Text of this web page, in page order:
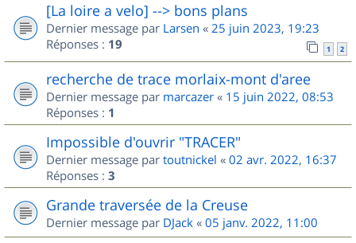
[La loire a velo] --> bons plans
Dernier message par Larsen « 25 juin 2023, 19:23
Réponses : 19 1 2
recherche de trace morlaix-mont d'aree
Dernier message par marcazer « 15 juin 2022, 08:53
Réponses : 1
Impossible d'ouvrir "TRACER"
Dernier message par toutnickel « 02 avr. 2022, 16:37
Réponses : 3
Grande traversée de la Creuse
Dernier message par DJack « 05 janv. 2022, 11:00